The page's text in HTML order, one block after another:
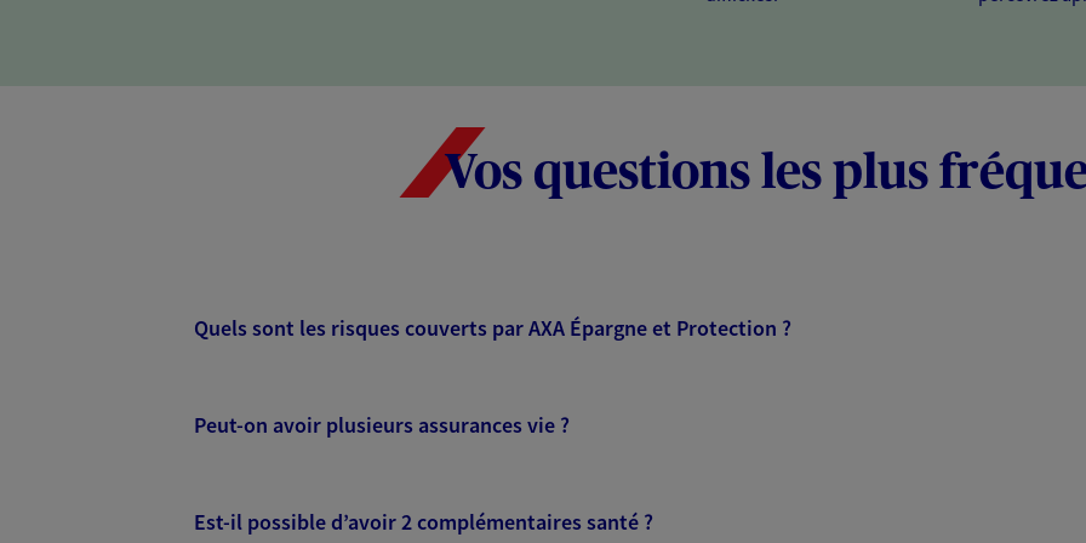
Vos questions les plus
Quels sont les risques couverts par AXA Épargne et Protection ?
Peut-on avoir plusieurs assurances vie ?
Est-il possible d’avoir 2 complémentaires santé ?